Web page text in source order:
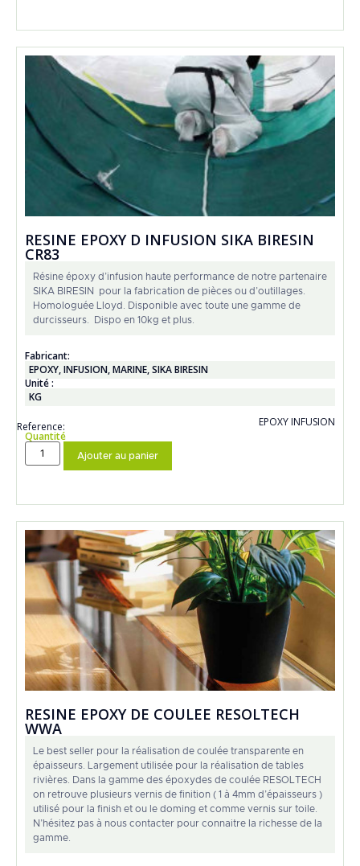
RESINE EPOXY D INFUSION SIKA BIRESIN
CR83
Résine époxy d’infusion haute performance de notre partenaire
SIKA BIRESIN pour la fabrication de pièces ou d’outillages.
Homologuée Lloyd. Disponible avec toute une gamme de
durcisseurs. Dispo en 10kg et plus.
Fabricant:
EPOXY,INFUSION,MARINE,SIKA BIRESIN
Unité :
KG
Reference:
EPOXY INFUSION
Quantité
Ajouter au panier
RESINE EPOXY DE COULEE RESOLTECH
WWA
Le best seller pour la réalisation de coulée transparente en
épaisseurs. Largement utilisée pour la réalisation de tables
rivières. Dans la gamme des époxydes de coulée RESOLTECH
on retrouve plusieurs vernis de finition ( 1 à 4mm d’épaisseurs )
utilisé pour la finish et ou le doming et comme vernis sur toile.
N’hésitez pas à nous contacter pour connaitre la richesse de la
gamme.